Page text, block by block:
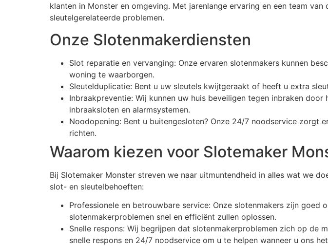
klanten in Monster en omgeving. Met jarenlange ervaring en een team
sleutelgerelateerde problemen.
Onze Slotenmakerdiensten
Slot reparatie en vervanging: Onze ervaren slotenmakers kunnen
woning te waarborgen.
Sleutelduplicatie: Bent u uw sleutels kwijtgeraakt of heeft u extra
Inbraakpreventie: Wij kunnen uw huis beveiligen tegen inbraken
inbraaksloten en alarmsystemen.
Noodopening: Bent u buitengesloten? Onze 24/7 noodservice
richten.
Waarom kiezen voor Slotemaker
Bij Slotemaker Monster streven we naar uitmuntendheid in alles wat we
slot- en sleutelbehoeften:
Professionele en betrouwbare service: Onze slotenmakers zijn
slotenmakerproblemen snel en efficiënt zullen oplossen.
Snelle respons: Wij begrijpen dat slotenmakerproblemen zich op de
snelle respons en 24/7 noodservice om u te helpen wanneer u ons